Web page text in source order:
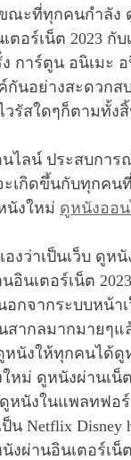
ณะที่ทุกคนกำลัง
อร์เน็ต 2023 กับ
การ์ตูน อนิเมะ
กันอย่างสะดวกส
วรัสใดๆก็ตามทั้ง
นไลน์ ประสบกา
เกิดขึ้นกับทุกคน
นังใหม่ ดูหนังออ
องว่าเป็นเว็บ ดูห
อินเตอร์เน็ต
อกจากระบบหน้า
ากลมากมายๆแ
หนังให้ทุกคนได้
หม่ ดูหนังผ่านเน็
หนังในแพลทฟอ
น Netflix Disney
นังผ่านอินเตอร์เ